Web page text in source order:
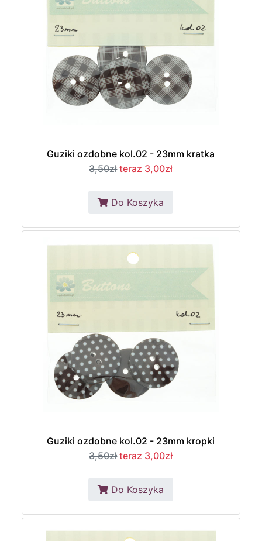
Guziki ozdobne kol.02 - 23mm kratka
3,50zł teraz 3,00zł
Do Koszyka
Guziki ozdobne kol.02 - 23mm kropki
3,50zł teraz 3,00zł
Do Koszyka